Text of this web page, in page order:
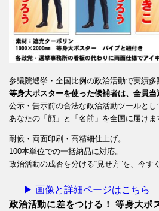
参議院選挙・全国比例の政治活動で実績多
等身大ポスターを使った候補者は、全員当
公示・告示前の合法な政治活動ツールとし
あなたの「顔」と「名前」を全国に届けま
耐候・両面印刷・高精細仕上げ。
100本単位での一括納品に対応。
政治活動の成否を分ける“見せ方”を、今す
▶ 画像と詳細ページはこちら
政治活動に差をつける！ 等身大ポ